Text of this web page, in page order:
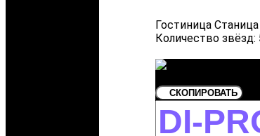
Гостиница
Количество звёзд:
СКОПИРОВАТЬ